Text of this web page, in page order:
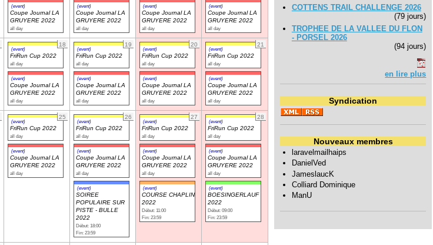
(event)
Coupe Journal LA
GRUYERE 2022
all day
(event)
Coupe Journal LA
GRUYERE 2022
all day
(event)
Coupe Journal LA
GRUYERE 2022
all day
(event)
Coupe Journal LA
GRUYERE 2022
all day
18
(event)
FriRun Cup 2022
all day
(event)
Coupe Journal LA
GRUYERE 2022
all day
19
(event)
FriRun Cup 2022
all day
(event)
Coupe Journal LA
GRUYERE 2022
all day
20
(event)
FriRun Cup 2022
all day
(event)
Coupe Journal LA
GRUYERE 2022
all day
21
(event)
FriRun Cup 2022
all day
(event)
Coupe Journal LA
GRUYERE 2022
all day
25
(event)
FriRun Cup 2022
all day
(event)
Coupe Journal LA
GRUYERE 2022
all day
26
(event)
FriRun Cup 2022
all day
(event)
Coupe Journal LA
GRUYERE 2022
all day
(event)
SOIREE
POPULAIRE SUR
PISTE - BULLE
2022
Début: 18:00
Fin: 23:59
27
(event)
FriRun Cup 2022
all day
(event)
Coupe Journal LA
GRUYERE 2022
all day
(event)
COURSE CHAPLIN
2022
Début: 11:00
Fin: 23:59
28
(event)
FriRun Cup 2022
all day
(event)
Coupe Journal LA
GRUYERE 2022
all day
(event)
BOESINGERLAUF
2022
Début: 09:00
Fin: 23:59
COTTENS TRAIL CHALLENGE 2026
(79 jours)
TROPHEE DE LA VALLEE DU FLON
- PORSEL 2026
(94 jours)
en lire plus
Syndication
Nouveaux membres
laravelmailhaips
DanielVed
JameslaucK
Colliard Dominique
ManU